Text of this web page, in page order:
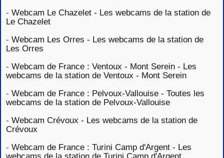
- Webcam Le Chazelet - Les webcams de la station de
Le Chazelet
- Webcam Les Orres - Les webcams de la station de
Les Orres
- Webcam de France : Ventoux - Mont Serein - Les
webcams de la station de Ventoux - Mont Serein
- Webcam de France : Pelvoux-Vallouise - Toutes les
webcams de la station de Pelvoux-Vallouise
- Webcam Crévoux - Les webcams de la station de
Crévoux
- Webcam de France : Turini Camp d'Argent - Les
webcams de la station de Turini Camp d'Argent